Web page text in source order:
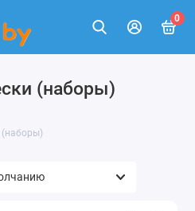
0
(наборы)